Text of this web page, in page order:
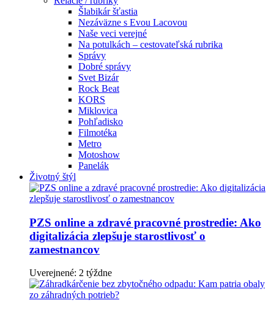
Šlabikár šťastia
Nezáväzne s Evou Lacovou
Naše veci verejné
Na potulkách – cestovateľská rubrika
Správy
Dobré správy
Svet Bizár
Rock Beat
KORS
Miklovica
Pohľadisko
Filmotéka
Metro
Motoshow
Panelák
Životný štýl
PZS online a zdravé pracovné prostredie: Ako
digitalizácia zlepšuje starostlivosť o
zamestnancov
Uverejnené: 2 týždne